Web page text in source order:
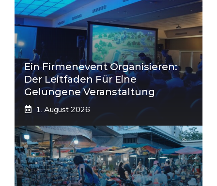
Ein Firmenevent Organisieren:
Der Leitfaden Für Eine
Gelungene Veranstaltung
1. August 2026